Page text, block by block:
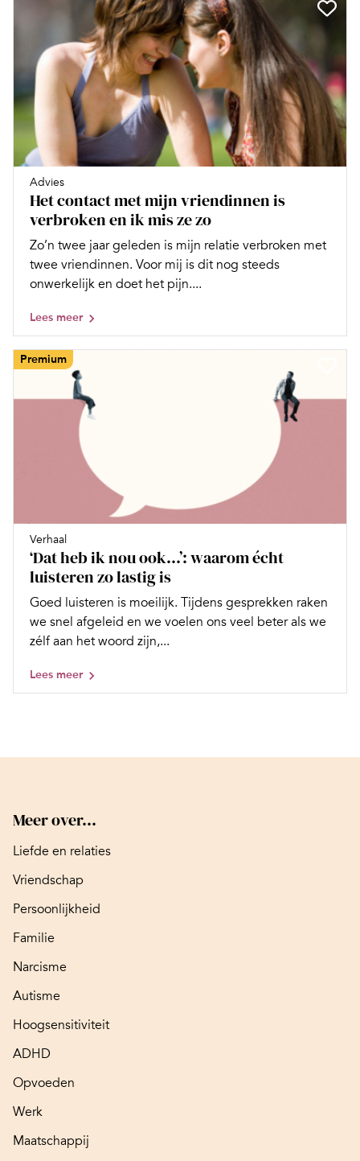
Advies
Het contact met mijn vriendinnen is
verbroken en ik mis ze zo
Zo’n twee jaar geleden is mijn relatie verbroken met
twee vriendinnen. Voor mij is dit nog steeds
onwerkelijk en doet het pijn....
Lees meer
Premium
Verhaal
‘Dat heb ik nou ook…’: waarom écht
luisteren zo lastig is
Goed luisteren is moeilijk. Tijdens gesprekken raken
we snel afgeleid en we voelen ons veel beter als we
zélf aan het woord zijn,...
Lees meer
Meer over...
Liefde en relaties
Vriendschap
Persoonlijkheid
Familie
Narcisme
Autisme
Hoogsensitiviteit
ADHD
Opvoeden
Werk
Maatschappij